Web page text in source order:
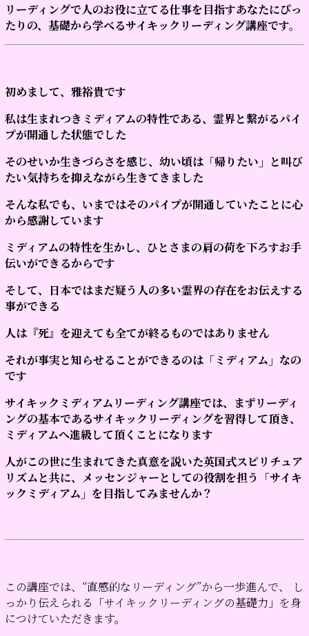
リーディングで人のお役に立てる仕事を目指すあなたにぴっ
たりの、基礎から学べるサイキックリーディング講座です。
初めまして、雅裕貴です
私は生まれつきミディアムの特性である、霊界と繋がるパイ
プが開通した状態でした
そのせいか生きづらさを感じ、幼い頃は「帰りたい」と叫び
たい気持ちを抑えながら生きてきました
そんな私でも、いまではそのパイプが開通していたことに心
から感謝しています
ミディアムの特性を生かし、ひとさまの肩の荷を下ろすお手
伝いができるからです
そして、日本ではまだ疑う人の多い霊界の存在をお伝えする
事ができる
人は『死』を迎えても全てが終るものではありません
それが事実と知らせることができるのは「ミディアム」なの
です
サイキックミディアムリーディング講座では、まずリーディ
ングの基本であるサイキックリーディングを習得して頂き、
ミディアムへ進級して頂くことになります
人がこの世に生まれてきた真意を説いた英国式スピリチュア
リズムと共に、メッセンジャーとしての役割を担う「サイキ
ックミディアム」を目指してみませんか？
この講座では、“直感的なリーディング”から一歩進んで、 し
っかり伝えられる「サイキックリーディングの基礎力」を身
につけていただきます。